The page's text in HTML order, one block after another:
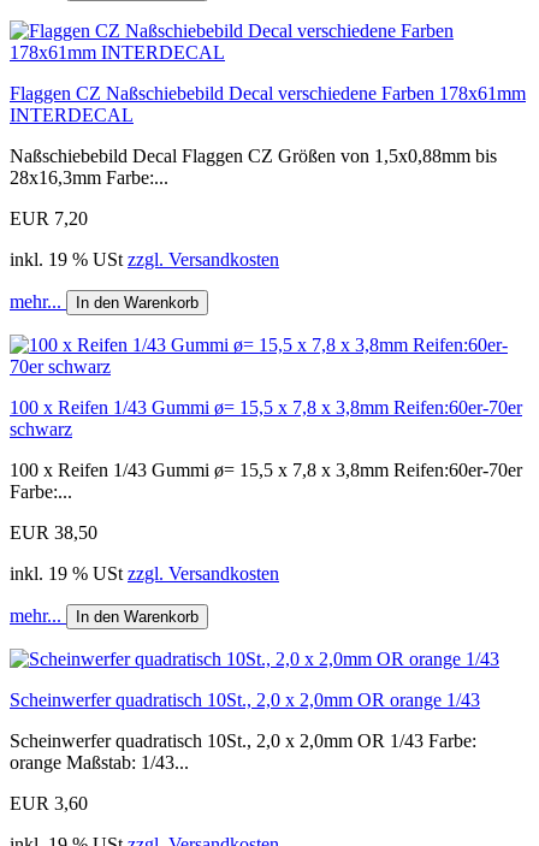
Flaggen CZ Naßschiebebild Decal verschiedene Farben 178x61mm
INTERDECAL
Naßschiebebild Decal Flaggen CZ Größen von 1,5x0,88mm bis
28x16,3mm Farbe:...
EUR 7,20
inkl. 19 % USt zzgl. Versandkosten
mehr... In den Warenkorb
100 x Reifen 1/43 Gummi ø= 15,5 x 7,8 x 3,8mm Reifen:60er-70er
schwarz
100 x Reifen 1/43 Gummi ø= 15,5 x 7,8 x 3,8mm Reifen:60er-70er
Farbe:...
EUR 38,50
inkl. 19 % USt zzgl. Versandkosten
mehr... In den Warenkorb
Scheinwerfer quadratisch 10St., 2,0 x 2,0mm OR orange 1/43
Scheinwerfer quadratisch 10St., 2,0 x 2,0mm OR 1/43 Farbe:
orange Maßstab: 1/43...
EUR 3,60